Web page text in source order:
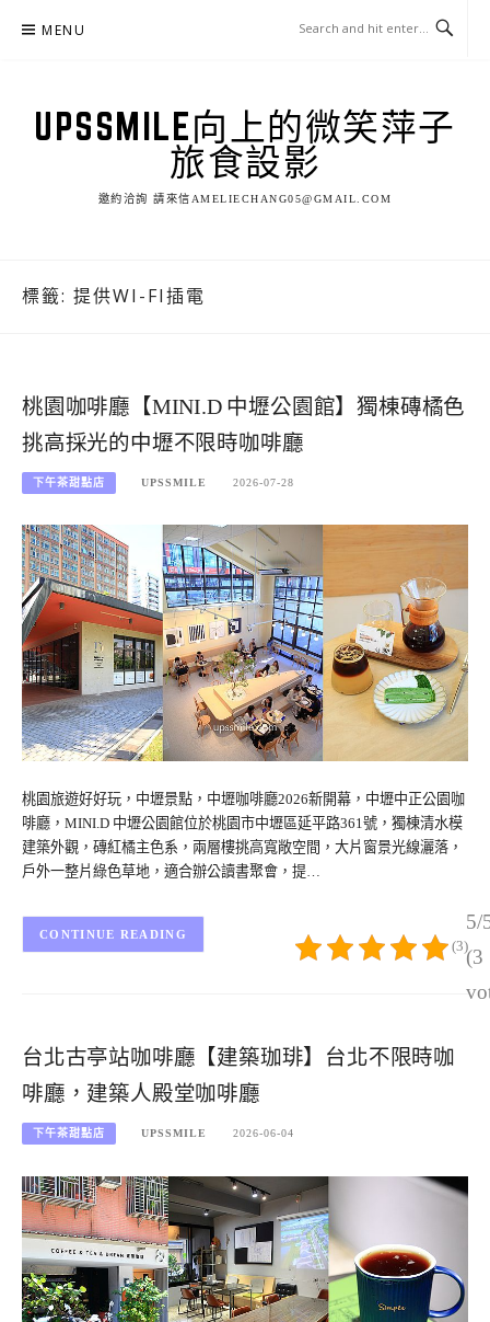
MENU
UPSSMILE向上的微笑萍子
旅食設影
邀約洽詢 請來信AMELIECHANG05@GMAIL.COM
標籤: 提供WI-FI插電
桃園咖啡廳【MINI.D 中壢公園館】獨棟磚橘色
挑高採光的中壢不限時咖啡廳
下午茶甜點店 UPSSMILE 2026-07-28
桃園旅遊好好玩，中壢景點，中壢咖啡廳2026新開幕，中壢中正公園咖
啡廳，MINI.D 中壢公園館位於桃園市中壢區延平路361號，獨棟清水模
建築外觀，磚紅橘主色系，兩層樓挑高寬敞空間，大片窗景光線灑落，
戶外一整片綠色草地，適合辦公讀書聚會，提…
5/
(3
(3)
CONTINUE READING
台北古亭站咖啡廳【建築珈琲】台北不限時咖
啡廳，建築人殿堂咖啡廳
下午茶甜點店 UPSSMILE 2026-06-04